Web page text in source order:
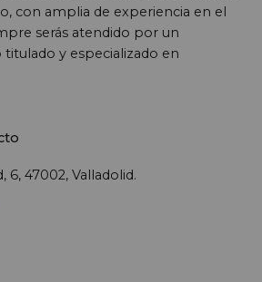
con amplia de experiencia en el
serás atendido por un
y especializado en
6, 47002, Valladolid.